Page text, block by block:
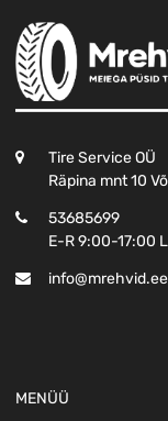
Tire Service OÜ
Räpina mnt 10
53685699
E-R 9:00-17:00
info@mrehvid.ee
MENÜÜ